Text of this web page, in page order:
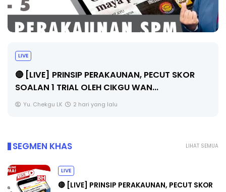
TRANSFORMASI DIGITAL GURU SIRI 7 :
PAHLAWAN DIGITAL PENYELAMAT DUNIA
Unknown 6 hari yang lalu
LIHAT SEMUA
SEGMEN KHAS
LIVE
🔴 [LIVE] PRINSIP PERAKAUNAN, PECUT SKOR